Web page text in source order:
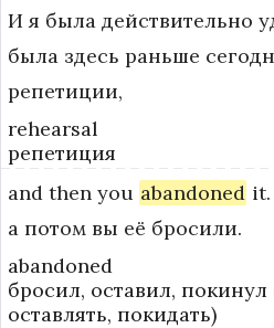
И я была действительно
была здесь раньше
репетиции,
rehearsal
репетиция
and then you abandoned it.
а потом вы её бросили.
abandoned
бросил, оставил, покинул
оставлять, покидать)